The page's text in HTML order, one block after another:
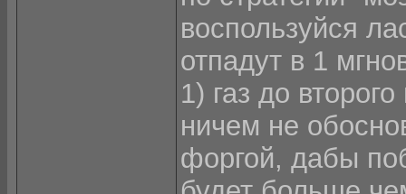
воспользуйся
отпадут в 1
1) газ до
ничем не
форгой, дабы